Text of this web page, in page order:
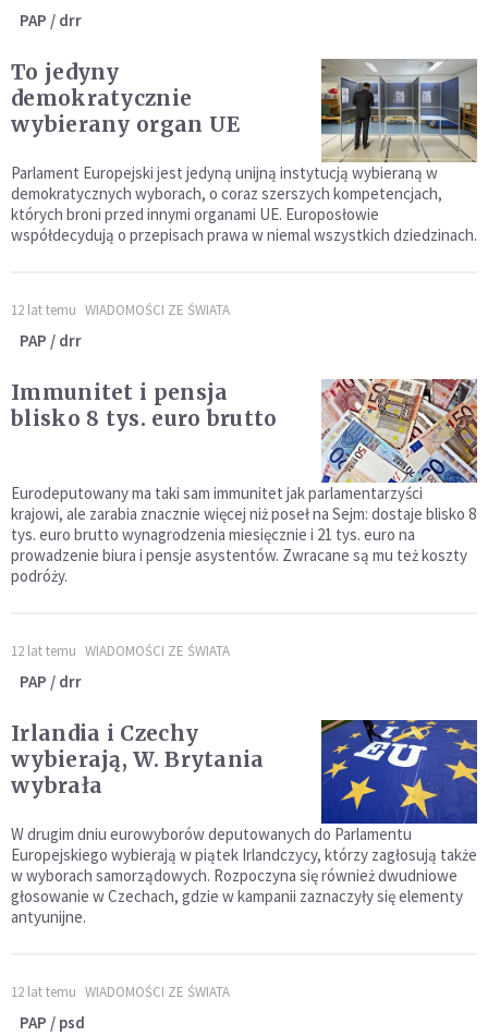
PAP / drr
To jedyny
demokratycznie
wybierany organ UE
Parlament Europejski jest jedyną unijną instytucją wybieraną w
demokratycznych wyborach, o coraz szerszych kompetencjach,
których broni przed innymi organami UE. Europosłowie
współdecydują o przepisach prawa w niemal wszystkich dziedzinach.
12 lat temu WIADOMOŚCI ZE ŚWIATA
PAP / drr
Immunitet i pensja
blisko 8 tys. euro brutto
Eurodeputowany ma taki sam immunitet jak parlamentarzyści
krajowi, ale zarabia znacznie więcej niż poseł na Sejm: dostaje blisko 8
tys. euro brutto wynagrodzenia miesięcznie i 21 tys. euro na
prowadzenie biura i pensje asystentów. Zwracane są mu też koszty
podróży.
12 lat temu WIADOMOŚCI ZE ŚWIATA
PAP / drr
Irlandia i Czechy
wybierają, W. Brytania
wybrała
W drugim dniu eurowyborów deputowanych do Parlamentu
Europejskiego wybierają w piątek Irlandczycy, którzy zagłosują także
w wyborach samorządowych. Rozpoczyna się również dwudniowe
głosowanie w Czechach, gdzie w kampanii zaznaczyły się elementy
antyunijne.
12 lat temu WIADOMOŚCI ZE ŚWIATA
PAP / psd